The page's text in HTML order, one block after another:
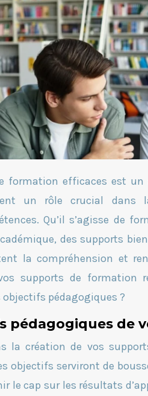
formation efficaces est
un rôle crucial dans
Qu’il s’agisse de
des supports
la compréhension et
supports de formation
pédagogiques ?
pédagogiques de
la création de vos
objectifs serviront de
le cap sur les résultats